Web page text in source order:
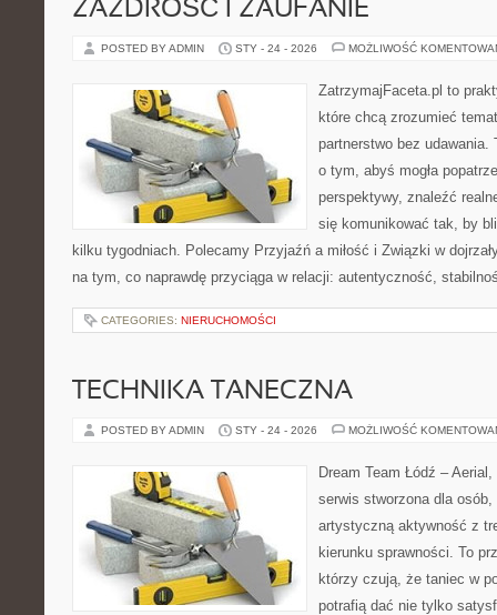
ZAZDROŚĆ I ZAUFANIE
POSTED BY ADMIN STY - 24 - 2026 MOŻLIWOŚĆ
ZatrzymajFaceta.pl to
które chcą zrozumieć
partnerstwo bez udawania.
o tym, abyś mogła
perspektywy, znaleźć
się komunikować tak, by
kilku tygodniach. Polecamy Przyjaźń a miłość i Związki w
na tym, co naprawdę przyciąga w relacji: autentyczność,
CATEGORIES: NIERUCHOMOŚCI
TECHNIKA TANECZNA
POSTED BY ADMIN STY - 24 - 2026 MOŻLIWOŚĆ
Dream Team Łódź –
serwis stworzona dla
artystyczną aktywność z
kierunku sprawności. To
którzy czują, że taniec w
potrafią dać nie tylko